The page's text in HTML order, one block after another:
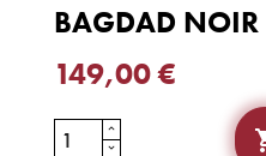
BAGDAD NOIR
149,00 €